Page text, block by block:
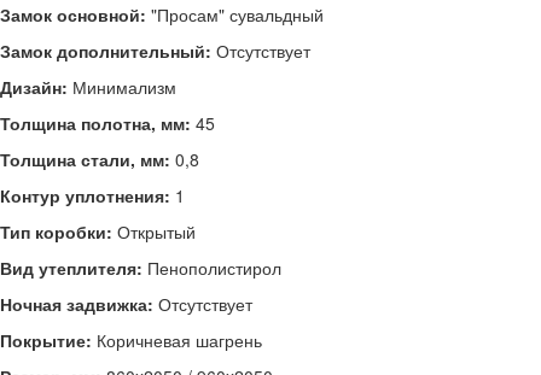
Замок основной: "Просам" сувальдный
Замок дополнительный: Отсутствует
Дизайн: Минимализм
Толщина полотна, мм: 45
Толщина стали, мм: 0,8
Контур уплотнения: 1
Тип коробки: Открытый
Вид утеплителя: Пенополистирол
Ночная задвижка: Отсутствует
Покрытие: Коричневая шагрень